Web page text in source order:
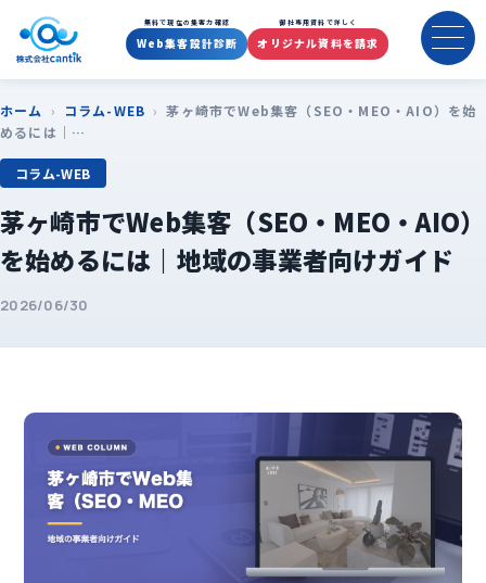
無料で現在の集客力確認
Web集客設計診断
御社専用資料で詳しく
オリジナル資料を請求
ホーム › コラム-WEB › 茅ヶ崎市でWeb集客（SEO・MEO・AIO）を始
めるには｜…
コラム-WEB
茅ヶ崎市でWeb集客（SEO・MEO・AIO）
を始めるには｜地域の事業者向けガイド
2026/06/30